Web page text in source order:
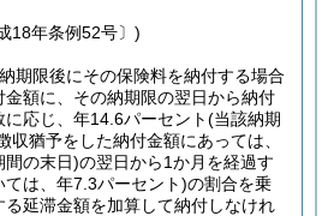
18年条例52号〕)
期限後にその保険料を納付する場合
額に、その納期限の翌日から納付
応じ、年14.6パーセント(当該納期
収猶予をした納付金額にあっては、
間の末日)の翌日から1か月を経過す
は、年7.3パーセント)の割合を乗
る延滞金額を加算して納付しなけれ